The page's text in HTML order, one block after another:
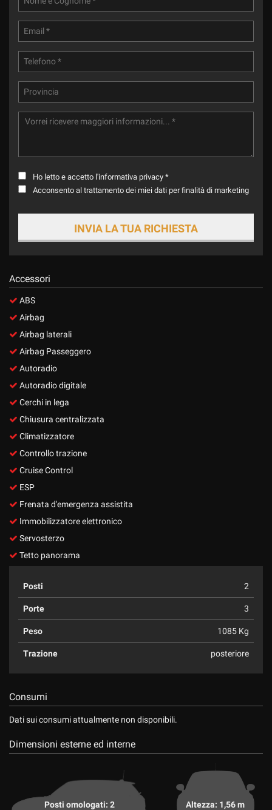
Ho letto e accetto l'informativa privacy *
Acconsento al trattamento dei miei dati per finalità di marketing
INVIA LA TUA RICHIESTA
Accessori
ABS
Airbag
Airbag laterali
Airbag Passeggero
Autoradio
Autoradio digitale
Cerchi in lega
Chiusura centralizzata
Climatizzatore
Controllo trazione
Cruise Control
ESP
Frenata d'emergenza assistita
Immobilizzatore elettronico
Servosterzo
Tetto panorama
Posti 2
Porte 3
Peso 1085 Kg
Trazione posteriore
Consumi
Dati sui consumi attualmente non disponibili.
Dimensioni esterne ed interne
Posti omologati: 2 Altezza: 1,56 m